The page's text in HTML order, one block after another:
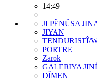
14:49
JI PÊNÛSA
JIYAN
TENDURISTÎ/
PORTRE
Zarok
GALERIYA
DÎMEN